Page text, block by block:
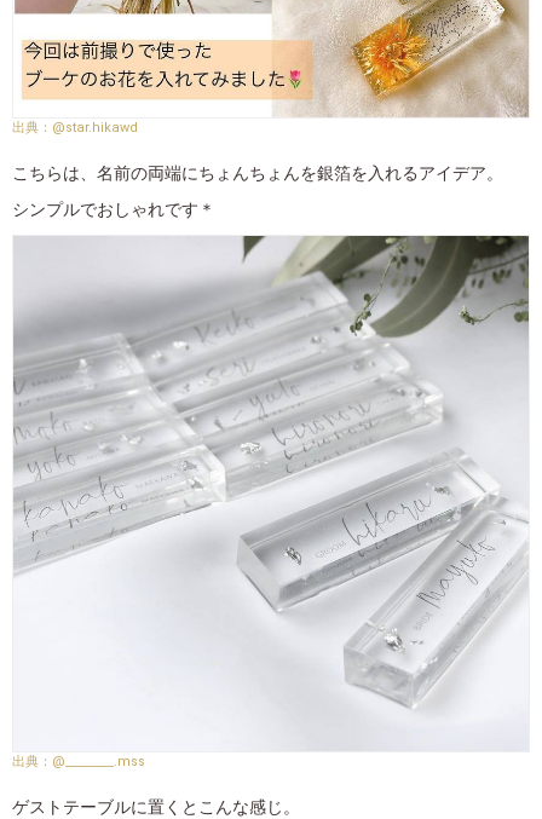
@star.hikawd
こちらは、名前の両端にちょんちょんを銀箔を入れるアイデア。
シンプルでおしゃれです＊
@________.mss
ゲストテーブルに置くとこんな感じ。